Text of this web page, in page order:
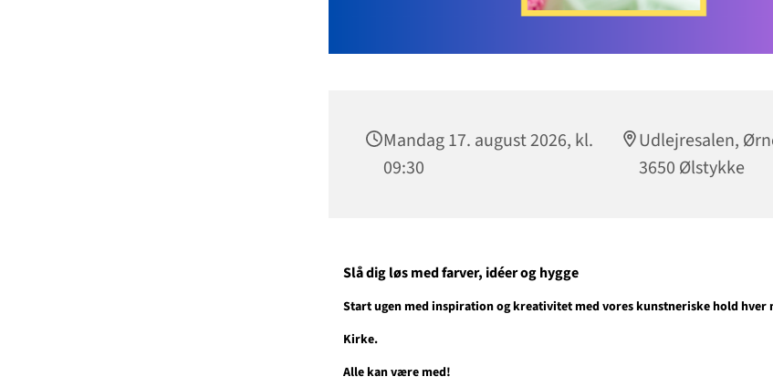
Mandag 17. august 2026, kl.
09:30
Udlejresalen,
3650 Ølstykke
Slå dig løs med farver, idéer og hygge
Start ugen med inspiration og kreativitet med vores kunstneriske hold hver
Kirke.
Alle kan være med!